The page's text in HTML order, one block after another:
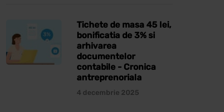
Tichete de masa 45 lei,
bonificatia de 3% si
arhivarea
documentelor
contabile - Cronica
antreprenoriala
4 decembrie 2025